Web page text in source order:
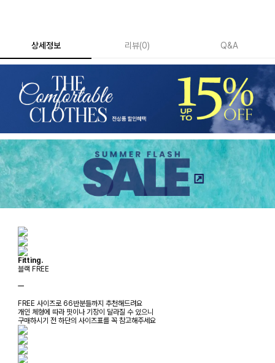
상세정보 리뷰(0) Q&A
Fitting.
블랙 FREE
ㅡ
FREE 사이즈로 66반분들까지 추천해드려요
개인 체형에 따라 핏이나 기장이 달라질 수 있으니
구매하시기 전 하단의 사이즈표를 꼭 참고해주세요